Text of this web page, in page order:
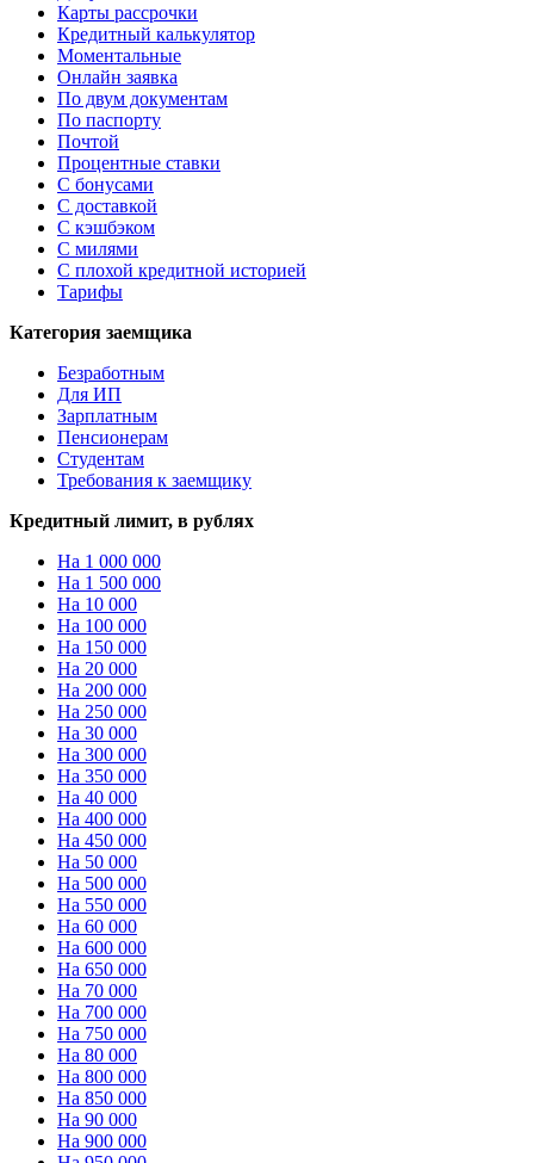
Карты рассрочки
Кредитный калькулятор
Моментальные
Онлайн заявка
По двум документам
По паспорту
Почтой
Процентные ставки
С бонусами
С доставкой
С кэшбэком
С милями
С плохой кредитной историей
Тарифы
Категория заемщика
Безработным
Для ИП
Зарплатным
Пенсионерам
Студентам
Требования к заемщику
Кредитный лимит, в рублях
На 1 000 000
На 1 500 000
На 10 000
На 100 000
На 150 000
На 20 000
На 200 000
На 250 000
На 30 000
На 300 000
На 350 000
На 40 000
На 400 000
На 450 000
На 50 000
На 500 000
На 550 000
На 60 000
На 600 000
На 650 000
На 70 000
На 700 000
На 750 000
На 80 000
На 800 000
На 850 000
На 90 000
На 900 000